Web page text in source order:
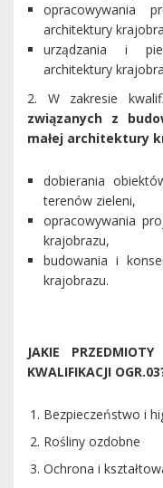
opracowywania
architektury
urządzania i
architektury
2. W zakresie
związanych z
małej architektury
dobierania
terenów zieleni,
opracowywania
krajobrazu,
budowania i
krajobrazu.
JAKIE
KWALIFIKACJI
Bezpieczeństwo i
Rośliny ozdobne
Ochrona i